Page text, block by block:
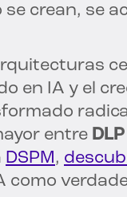
se crean, se
en IA y el
entre
DSPM,
como